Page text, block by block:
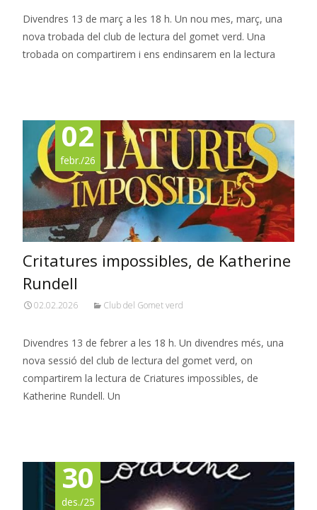
Divendres 13 de març a les 18 h. Un nou mes, març, una
nova trobada del club de lectura del gomet verd. Una
trobada on compartirem i ens endinsarem en la lectura
02
febr./26
Critatures impossibles, de Katherine
Rundell
02.02.2026 Club del Gomet verd
Divendres 13 de febrer a les 18 h. Un divendres més, una
nova sessió del club de lectura del gomet verd, on
compartirem la lectura de Criatures impossibles, de
Katherine Rundell. Un
30
des./25